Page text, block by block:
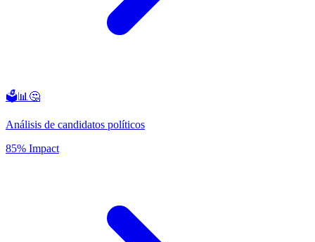
🗳️📊🤔
Análisis de candidatos políticos
85% Impact